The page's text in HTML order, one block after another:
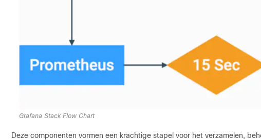
Grafana Stack Flow Chart
Deze componenten vormen een krachtige stapel voor het verzamelen,